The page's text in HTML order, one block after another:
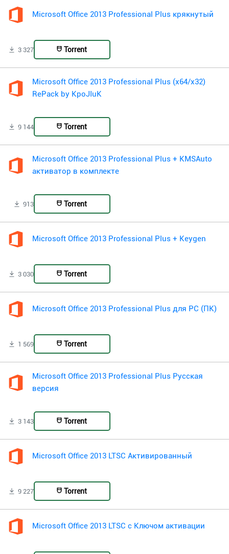
Microsoft Office 2013 Professional Plus крякнутый
3 327 Torrent
Microsoft Office 2013 Professional Plus (x64/x32)
RePack by KpoJIuK
9 144 Torrent
Microsoft Office 2013 Professional Plus + KMSAuto
активатор в комплекте
913 Torrent
Microsoft Office 2013 Professional Plus + Keygen
3 030 Torrent
Microsoft Office 2013 Professional Plus для PC (ПК)
1 569 Torrent
Microsoft Office 2013 Professional Plus Русская
версия
3 143 Torrent
Microsoft Office 2013 LTSC Активированный
9 227 Torrent
Microsoft Office 2013 LTSC с Ключом активации